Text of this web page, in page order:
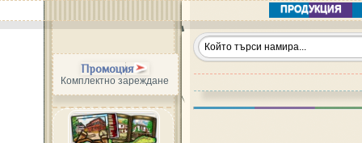
ПРОДУКЦИЯ
Промоция
Комплектно зареждане